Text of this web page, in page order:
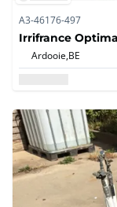
A3-46176-497
Irrifrance
Ardooie,BE